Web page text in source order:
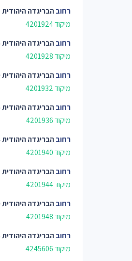
רחובהבריגדה היהודית 21
מיקוד 4201924
רחובהבריגדה היהודית 25
מיקוד 4201928
רחובהבריגדה היהודית 29
מיקוד 4201932
רחובהבריגדה היהודית 36
מיקוד 4201936
רחובהבריגדה היהודית 44
מיקוד 4201940
רחובהבריגדה היהודית 52
מיקוד 4201944
רחובהבריגדה היהודית 60
מיקוד 4201948
רחובהבריגדה היהודית 68
מיקוד 4245606